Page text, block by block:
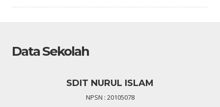
Data Sekolah
SDIT NURUL ISLAM
NPSN : 20105078